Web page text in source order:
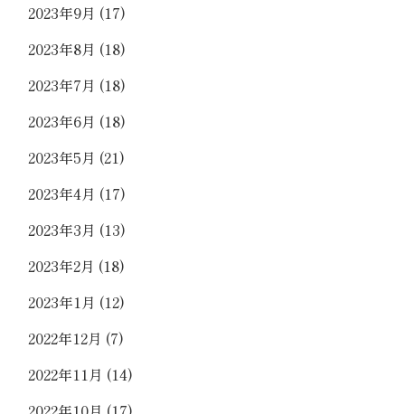
2023年9月 (17)
2023年8月 (18)
2023年7月 (18)
2023年6月 (18)
2023年5月 (21)
2023年4月 (17)
2023年3月 (13)
2023年2月 (18)
2023年1月 (12)
2022年12月 (7)
2022年11月 (14)